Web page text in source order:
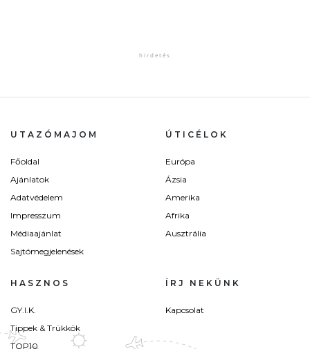
UTAZÓMAJOM
Főoldal
Ajánlatok
Adatvédelem
Impresszum
Médiaajánlat
Sajtómegjelenések
ÚTICÉLOK
Európa
Ázsia
Amerika
Afrika
Ausztrália
HASZNOS
GY.I.K.
Tippek & Trükkök
TOP10
ÍRJ NEKÜNK
Kapcsolat